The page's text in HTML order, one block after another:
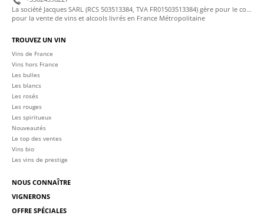
La société Jacques SARL (RCS 503513384, TVA FR01503513384) gère pour le compte de La Cave des Sommeliers les transactions bancaires et la facturation
pour la vente de vins et alcools livrés en France Métropolitaine
TROUVEZ UN VIN
Vins de France
Vins hors France
Les bulles
Les blancs
Les rosés
Les rouges
Les spiritueux
Nouveautés
Le top des ventes
Vins bio
Les vins de prestige
NOUS CONNAÎTRE
VIGNERONS
OFFRE SPÉCIALES